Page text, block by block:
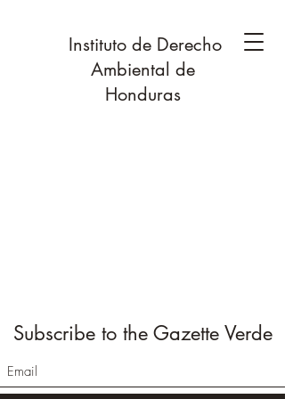
Instituto de Derecho
Ambiental de
Honduras
Subscribe to the Gazette Verde